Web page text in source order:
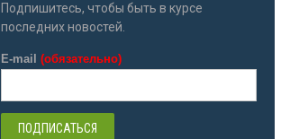
Подпишитесь, чтобы быть в курсе
последних новостей.
E-mail (обязательно)